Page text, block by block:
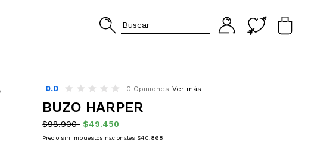
0.0 0 Opiniones Ver más
BUZO HARPER
$98.900 $49.450
Precio sin impuestos nacionales $40.868